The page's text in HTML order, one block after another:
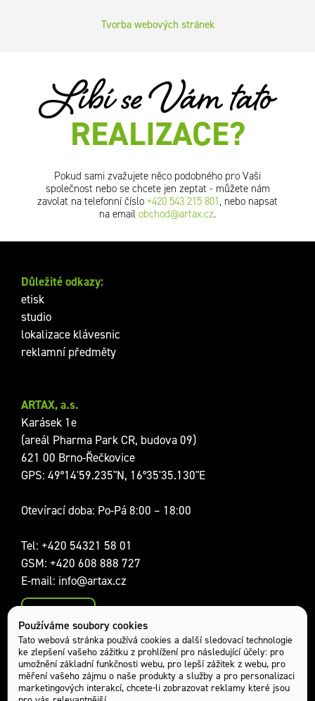
Používáme soubory cookies
Tato webová stránka používá cookies a další sledovací technologie
ke zlepšení vašeho zážitku z prohlížení pro následující účely: pro
umožnění základní funkčnosti webu, pro lepší zážitek z webu, pro
měření vašeho zájmu o naše produkty a služby a pro personalizaci
marketingových interakcí,chcete-li zobrazovat reklamy které jsou
Tvorba webových stránek
Líbí se Vám tato
REALIZACE?
Pokud sami zvažujete něco podobného pro Vaši
společnost nebo se chcete jen zeptat - můžete nám
zavolat na telefonní číslo +420 543 215 801 , nebo napsat
na email obchod@artax.cz.
Sociální sítě:
ARTAX, a.s.
Karásek 1e
(areál Pharma Park CR, budova 09)
621 00 Brno-Řečkovice
GPS: 49°14'59.235"N, 16°35'35.130"E
Otevírací doba: Po-Pá 8:00 – 18:00
Tel: +420 54321 58 01
GSM: +420 608 888 727
E-mail: info@artax.cz
Kontakty
Důležité odkazy:
etisk
studio
lokalizace klávesnic
reklamní předměty